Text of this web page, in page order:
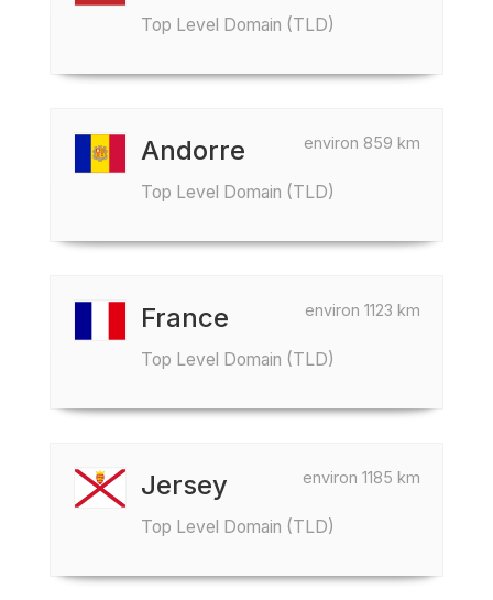
Top Level Domain (TLD)
environ 859 km
Andorre
Top Level Domain (TLD)
environ 1123 km
France
Top Level Domain (TLD)
environ 1185 km
Jersey
Top Level Domain (TLD)